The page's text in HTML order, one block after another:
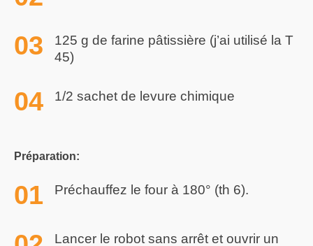
125 g de farine pâtissière (j’ai utilisé la T
45)
1/2 sachet de levure chimique
Préparation:
Préchauffez le four à 180° (th 6).
Lancer le robot sans arrêt et ouvrir un